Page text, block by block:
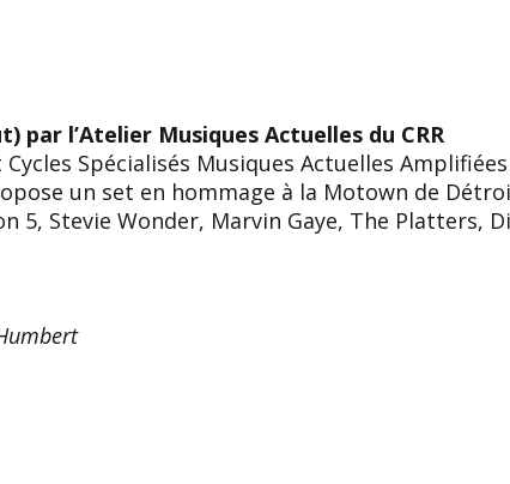
par l’Atelier Musiques Actuelles du CRR
Cycles Spécialisés Musiques Actuelles
un set en hommage à la Motown de
5, Stevie Wonder, Marvin Gaye, The Platters,